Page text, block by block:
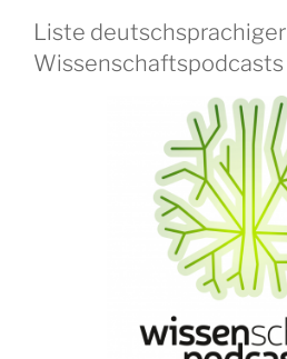
Liste deutschsprachiger
Wissenschaftspodcasts